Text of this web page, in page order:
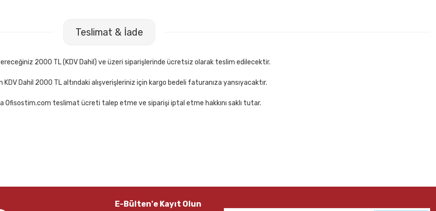
Sepete Ekle
Sepete Ekle
Siyah Tükenmez Kalem Faber Castell 1423 Kırmızı Tükenmez Kalem
Teslimat & İade
2000 TL (KDV Dahil) ve üzeri siparişlerinde ücretsiz olarak teslim edilecektir.
KDV Dahil 2000 TL altındaki alışverişleriniz için kargo bedeli faturanıza yansıyacaktır.
Ofisostim.com teslimat ücreti talep etme ve siparişi iptal etme hakkını saklı tutar.
E-Bülten'e Kayıt Olun